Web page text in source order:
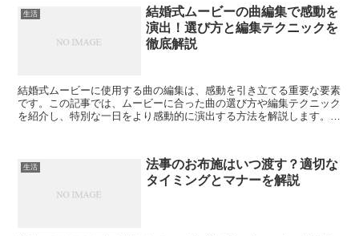
生活
結婚式ムービーの曲編集で感動を
演出！選び方と編集テクニックを
徹底解説
結婚式ムービーに使用する曲の編集は、感動を引き立てる重要な要素
です。この記事では、ムービーに合った曲の選び方や編集テクニック
を紹介し、特別な一日をより感動的に演出する方法を解説します。
生活
法事のお布施はいつ渡す？適切な
タイミングとマナーを解説